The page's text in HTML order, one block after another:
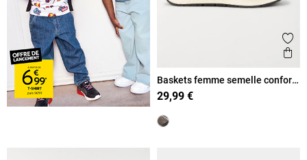
Baskets femme semelle confort
(36-41)
29,99 €